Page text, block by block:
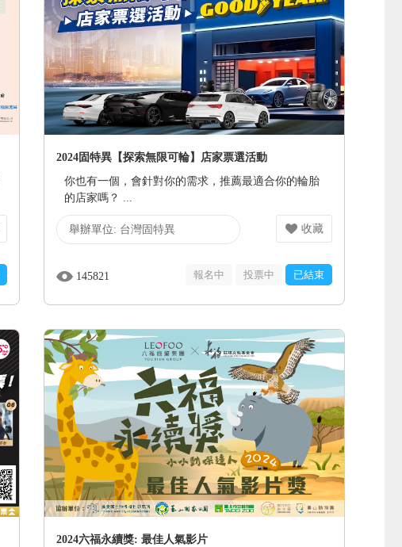
2024固特異【探索無限可輪】店家票選活動
你也有一個，會針對你的需求，推薦最適合你的輪胎
的店家嗎？ ...
舉辦單位: 台灣固特異 收藏
145821 報名中 投票中 已結束
2024六福永續獎: 最佳人氣影片